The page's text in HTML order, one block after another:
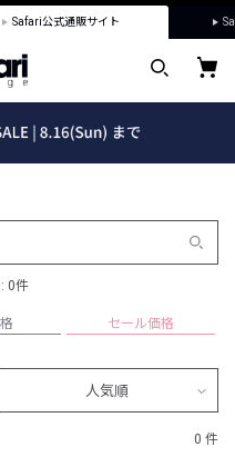
Safari公式通販サイト
0件
セール価格
人気順
0 件